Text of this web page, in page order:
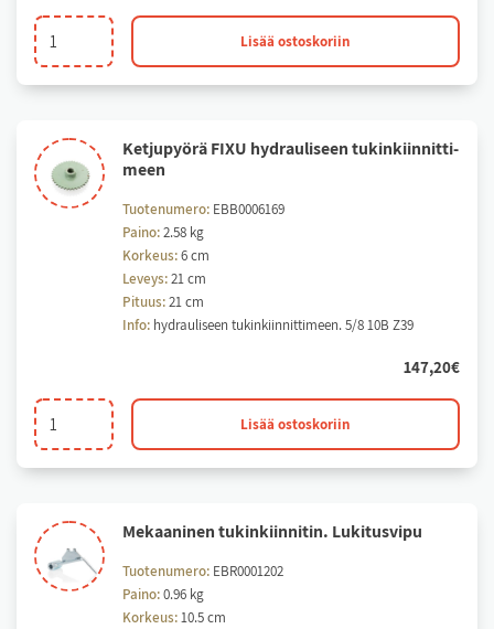
Jousi.
Tukinkiinnitin
Lisää ostoskoriin
Ket­ju­pyö­rä FI­XU hyd­rau­li­seen tu­kin­kiin­nit­ti­
meen
Tuotenumero: EBB0006169
Paino:2.58 kg
Korkeus:6 cm
Leveys:21 cm
Pituus:21 cm
Info: hydrauliseen tukinkiinnittimeen. 5/8 10B Z39
147,20€
Ketjupyörä
FIXU
Lisää ostoskoriin
Me­kaa­ni­nen tu­kin­kiin­ni­tin. Lu­ki­tus­vi­pu
Tuotenumero: EBR0001202
Paino:0.96 kg
Korkeus:10.5 cm